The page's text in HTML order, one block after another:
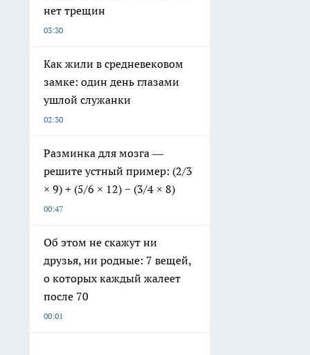
нет трещин
03:30
Как жили в средневековом
замке: один день глазами
ушлой служанки
02:30
Разминка для мозга —
решите устный пример: (2/3
× 9) + (5/6 × 12) − (3/4 × 8)
00:47
Об этом не скажут ни
друзья, ни родные: 7 вещей,
о которых каждый жалеет
после 70
00:01